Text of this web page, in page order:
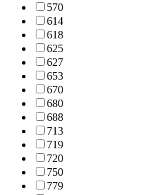
570
614
618
625
627
653
670
680
688
713
719
720
750
779